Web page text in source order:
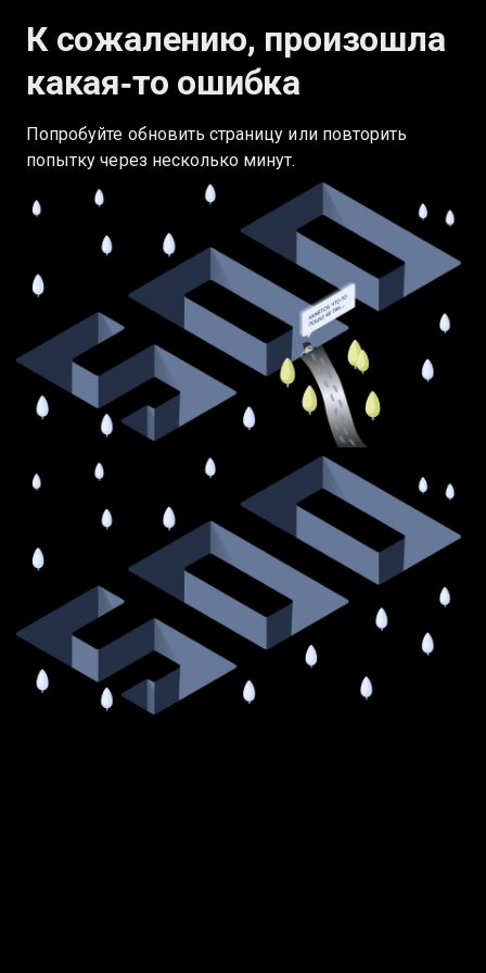
К сожалению, произошла
какая‑то ошибка
Попробуйте обновить страницу или повторить
попытку через несколько минут.